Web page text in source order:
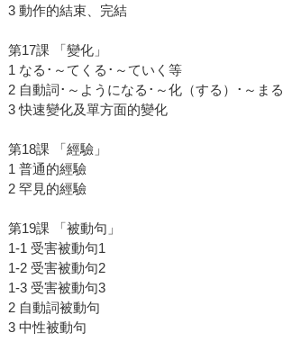
3 動作的結束、完結
第17課 「變化」
1 なる･～てくる･～ていく等
2 自動詞･～ようになる･～化（する）･～まる
3 快速變化及單方面的變化
第18課 「經驗」
1 普通的經驗
2 罕見的經驗
第19課 「被動句」
1-1 受害被動句1
1-2 受害被動句2
1-3 受害被動句3
2 自動詞被動句
3 中性被動句